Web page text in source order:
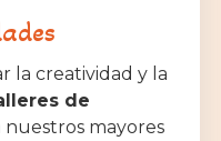
la creatividad y la
de
mayores